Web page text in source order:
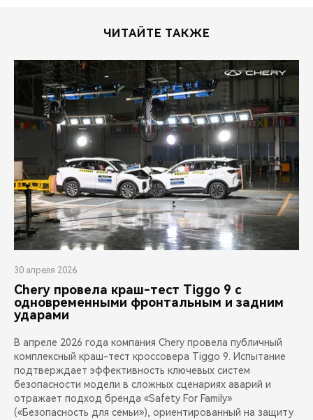
ЧИТАЙТЕ ТАКЖЕ
30 апреля 2026
Chery провела краш-тест Tiggo 9 с
одновременными фронтальным и задним
ударами
В апреле 2026 года компания Chery провела публичный
комплексный краш-тест кроссовера Tiggo 9. Испытание
подтверждает эффективность ключевых систем
безопасности модели в сложных сценариях аварий и
отражает подход бренда «Safety For Family»
(«Безопасность для семьи»), ориентированный на защиту